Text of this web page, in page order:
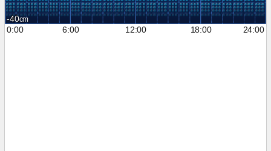
-40
0:00
6:00 12:00 18:00 24:00